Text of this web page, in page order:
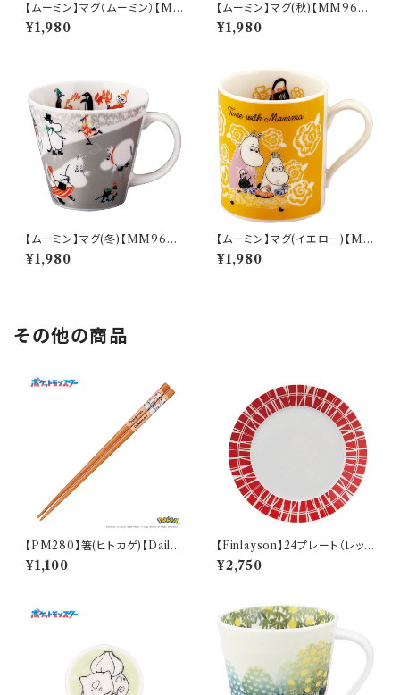
【ムーミン】マグ（ムーミン）【M
M9000】MM9001-11
¥1,980
【ムーミン】マグ(秋)【MM960
0】MM9603-11
¥1,980
【ムーミン】マグ(冬)【MM960
0】MM9604-11
¥1,980
【ムーミン】マグ(イエロー)【M
M9500】MM9501-11
¥1,980
その他の商品
【PM280】箸(ヒトカゲ)【Daily
Sketch】PM282-840
¥1,100
【Finlayson】24プレート（レッ
ド）【コロナ】
¥2,750